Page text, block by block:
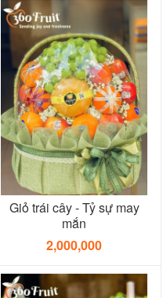
Giỏ trái cây - Tỷ sự may
mắn
2,000,000